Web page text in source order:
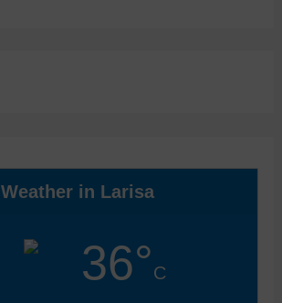
Weather in Larisa
36°C